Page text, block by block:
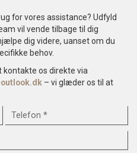
for vores assistance? Udfyld
vil vende tilbage til dig
dig videre, uanset om du
behov.
kontakte os direkte via
– vi glæder os til at